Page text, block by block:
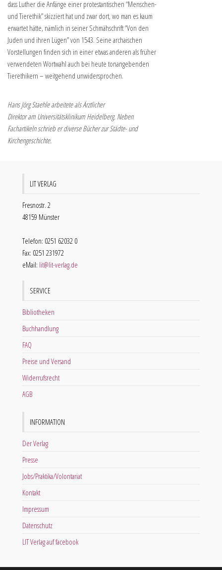
dass Luther die Anfänge einer protestantischen “Menschen-
und Tierethik” skizziert hat und zwar dort, wo man es kaum
erwartet hätte, nämlich in seiner Schmähschrift “Von den
Juden und ihren Lügen” von 1543. Seine archaischen
Vorstellungen finden sich in einer etwas anderen als früher
verwendeten Wortwahl auch bei heute tonangebenden
Tierethikern – weitgehend unwidersprochen.
Hans Jörg Staehle arbeitete als Ärztlicher
Direktor am Universitätsklinikum Heidelberg. Neben
Fachartikeln schrieb er diverse Bücher zur Städte- und
Kirchengeschichte.
LIT VERLAG
Fresnostr. 2
48159 Münster
Telefon: 0251 62032 0
Fax: 0251 231972
eMail: lit@lit-verlag.de
SERVICE
Bibliotheken
Buchhandlung
FAQ
Preise und Versand
Widerrufsrecht
AGB
INFORMATION
Der Verlag
Presse
Jobs/Praktika/Volontariat
Kontakt
Impressum
Datenschutz
LIT Verlag auf facebook